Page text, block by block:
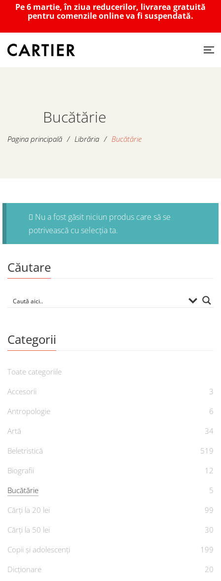
Pe 6 martie, în ziua reducerilor, livrarea gratuită
pentru comenzile online va fi suspendată.
Bucătărie
Pagina principală / Librăria / Bucătărie
Nu a fost găsit niciun produs care să se
potrivească cu selecția ta.
Căutare
Categorii
Toate categoriile
Accesorii
3
Antropologie
6
Artă
34
Beletristică
519
Biografii
12
Bucătărie
5
Cărți la 20 lei
99
Cărți la 50 lei
30
Copii și adolescenți
199
Dicționare
20